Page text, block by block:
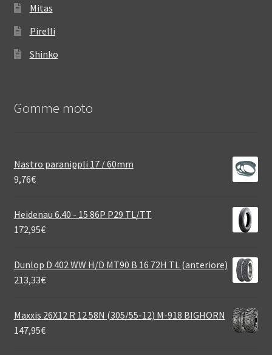
Mitas
Pirelli
Shinko
Gomme moto
Nastro paranippli 17 / 60mm
9,76€
Heidenau 6.40 - 15 86P P29 TL/TT
172,95€
Dunlop D 402 WW H/D MT90 B 16 72H TL (anteriore)
213,33€
Maxxis 26X12 R 12 58N (305/55-12) M-918 BIGHORN
147,95€